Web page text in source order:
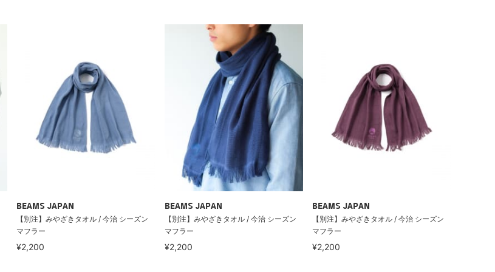
BEAMS JAPAN
【別注】みやざきタオル / 今治 シーズン
マフラー
¥2,200
BEAMS JAPAN
【別注】みやざきタオル / 今治 シーズン
マフラー
¥2,200
BEAMS JAPAN
【別注】みやざきタオル / 今治 シーズン
マフラー
¥2,200